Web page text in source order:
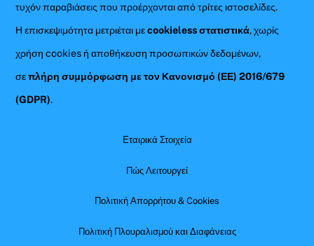
τυχόν παραβιάσεις που προέρχονται από τρίτες ιστοσελίδες.
Η επισκεψιμότητα μετριέται μεcookieless στατιστικά, χωρίς
χρήση cookies ή αποθήκευση προσωπικών δεδομένων,
σεπλήρη συμμόρφωση με τον Κανονισμό (ΕΕ) 2016/679
(GDPR).
Εταιρικά Στοιχεία
Πώς Λειτουργεί
Πολιτική Απορρήτου & Cookies
Πολιτική Πλουραλισμού και Διαφάνειας